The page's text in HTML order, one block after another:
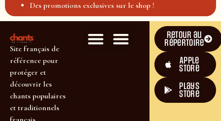
Des promotions exclusives sur le shop !
Site français de
référence pour
protéger et
découvrir les
chants populaires
et traditionnels
Retour au
répertoire
Apple
Store
plays
store